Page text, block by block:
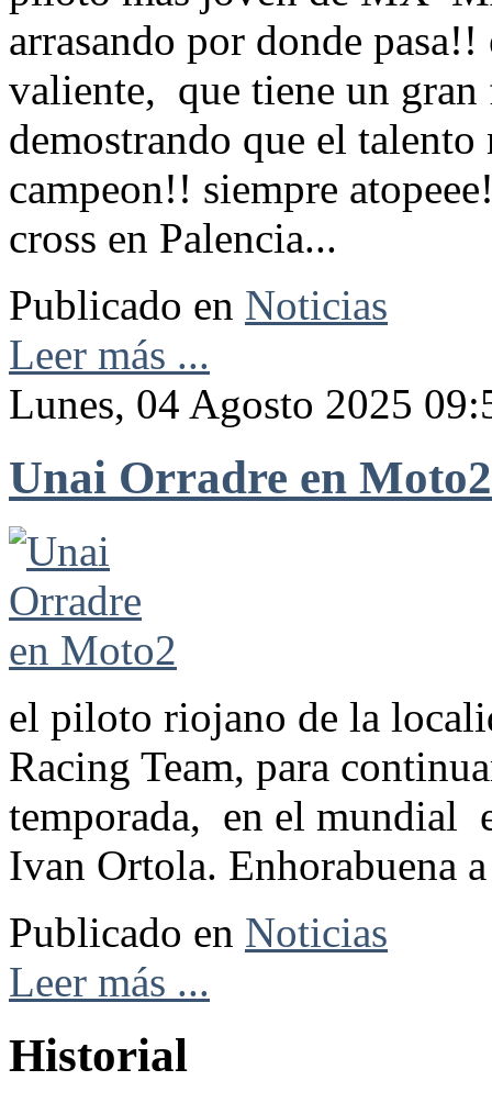
arrasando por donde
valiente, que tiene un
demostrando que el
campeon!! siempre
cross en Palencia...
Publicado en Noticias
Leer más ...
Lunes, 04 Agosto 2025
Unai Orradre en Moto2
el piloto riojano de la
Racing Team, para
temporada, en el mundial
Ivan Ortola. Enhorabuena
Publicado en Noticias
Leer más ...
Historial